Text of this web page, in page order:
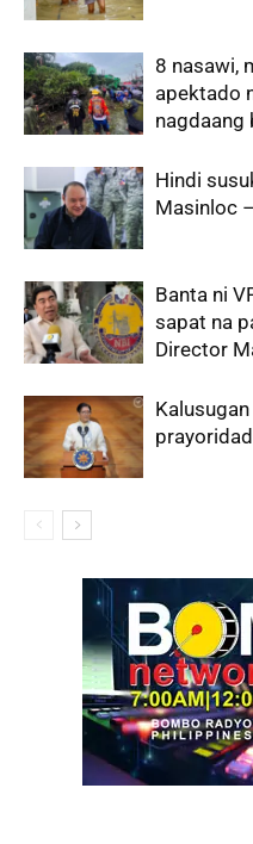
8 nasawi,
apektado
nagdaang
Hindi
Masinloc
Banta ni
sapat na
Director